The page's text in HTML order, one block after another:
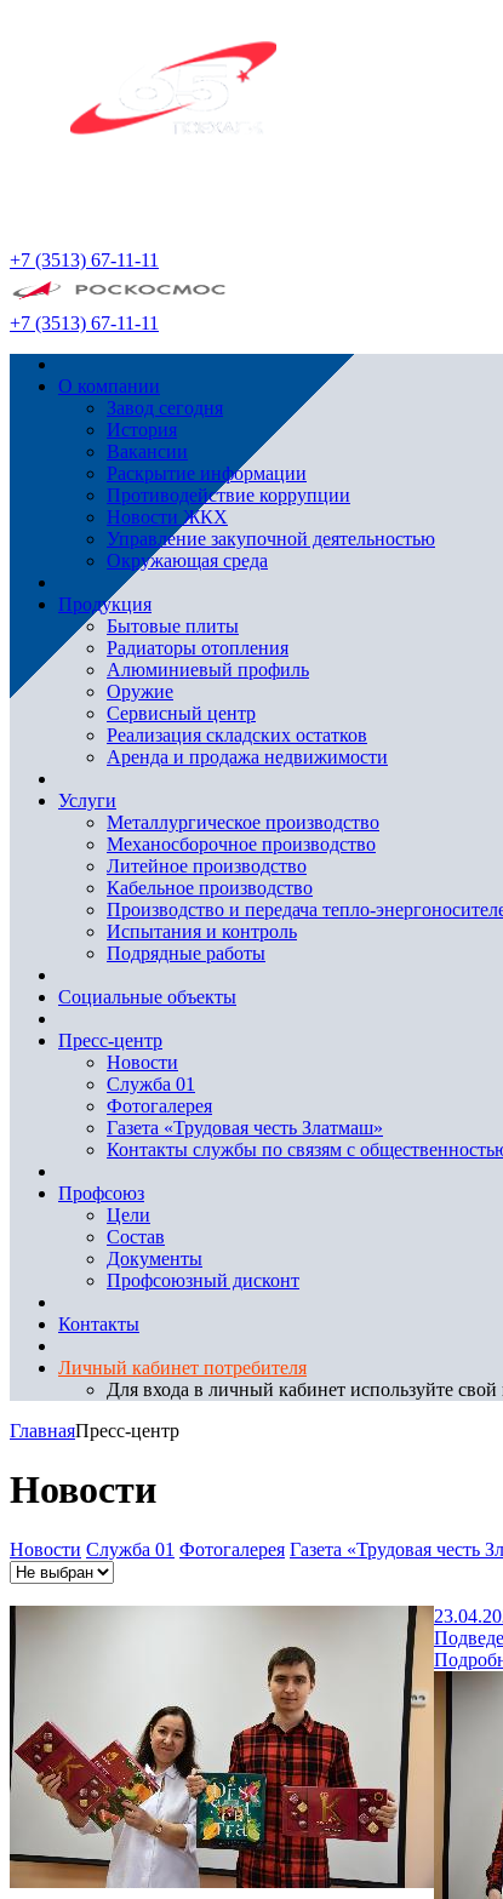
+7 (3513) 67-11-11
+7 (3513) 67-11-11
О компании
Завод сегодня
История
Вакансии
Раскрытие информации
Противодействие коррупции
Новости ЖКХ
Управление закупочной деятельностью
Окружающая среда
Продукция
Бытовые плиты
Радиаторы отопления
Алюминиевый профиль
Оружие
Сервисный центр
Реализация складских остатков
Аренда и продажа недвижимости
Услуги
Металлургическое производство
Механосборочное производство
Литейное производство
Кабельное производство
Производство и передача тепло-
Испытания и контроль
Подрядные работы
Социальные объекты
Пресс-центр
Новости
Служба 01
Фотогалерея
Газета «Трудовая честь Златмаш»
Контакты службы по связям с
Профсоюз
Цели
Состав
Документы
Профсоюзный дисконт
Контакты
Личный кабинет потребителя
Для входа в личный кабинет используйте
ГлавнаяПресс-центр
Новости
Новости Служба 01 Фотогалерея Газета «Трудовая честь